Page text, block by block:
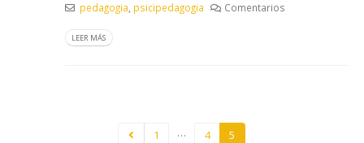
pedagogia, psicipedagogia Comentarios
LEER MÁS
1 … 4 5